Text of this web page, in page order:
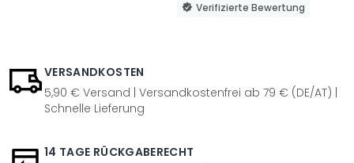
Verifizierte Bewertung
VERSANDKOSTEN
5,90 € Versand | Versandkostenfrei ab 79 € (DE/AT) |
Schnelle Lieferung
14 TAGE RÜCKGABERECHT